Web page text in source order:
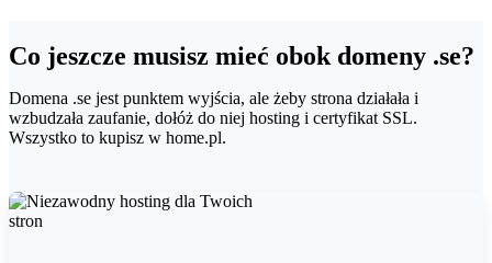
Co jeszcze musisz mieć obok domeny .se?
Domena .se jest punktem wyjścia, ale żeby strona działała i
wzbudzała zaufanie, dołóż do niej hosting i certyfikat SSL.
Wszystko to kupisz w home.pl.